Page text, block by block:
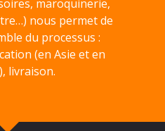
maroquinerie,
nous permet de
du processus :
(en Asie et en
livraison.